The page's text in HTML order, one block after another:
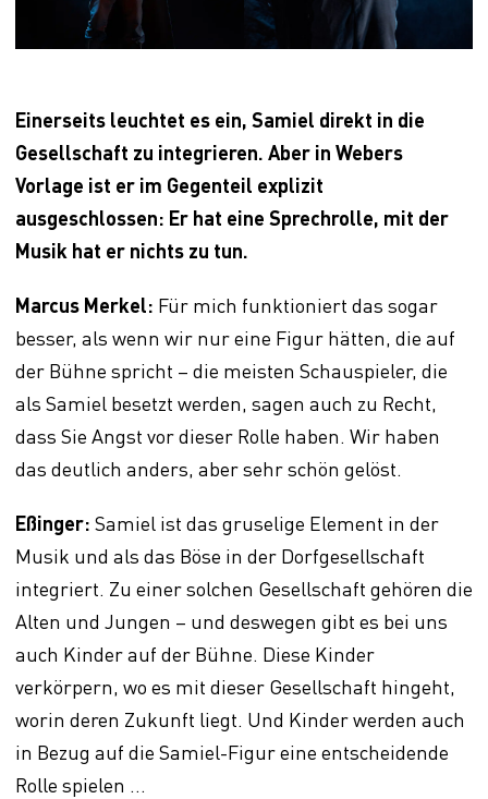
Einerseits leuchtet es ein, Samiel direkt in die
Gesellschaft zu integrieren. Aber in Webers
Vorlage ist er im Gegenteil explizit
ausgeschlossen: Er hat eine Sprechrolle, mit der
Musik hat er nichts zu tun.
Marcus Merkel: Für mich funktioniert das sogar
besser, als wenn wir nur eine Figur hätten, die auf
der Bühne spricht – die meisten Schauspieler, die
als Samiel besetzt werden, sagen auch zu Recht,
dass Sie Angst vor dieser Rolle haben. Wir haben
das deutlich anders, aber sehr schön gelöst.
Eßinger: Samiel ist das gruselige Element in der
Musik und als das Böse in der Dorfgesellschaft
integriert. Zu einer solchen Gesellschaft gehören die
Alten und Jungen – und deswegen gibt es bei uns
auch Kinder auf der Bühne. Diese Kinder
verkörpern, wo es mit dieser Gesellschaft hingeht,
worin deren Zukunft liegt. Und Kinder werden auch
in Bezug auf die Samiel-Figur eine entscheidende
Rolle spielen …